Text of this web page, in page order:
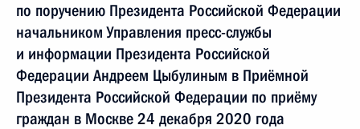
по поручению Президента Российской Федерации
начальником Управления пресс-службы
и информации Президента Российской
Федерации Андреем Цыбулиным в Приёмной
Президента Российской Федерации по приёму
граждан в Москве 24 декабря 2020 года